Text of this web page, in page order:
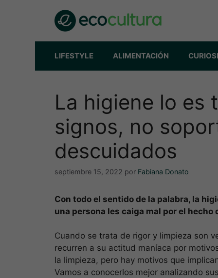
LIFESTYLE ALIMENTACIÓN
La higiene lo es
signos, no
descuidados
septiembre 15, 2022 por Fabiana Donato
Con todo el sentido de la palabra, la
una persona les caiga mal por el hecho
Cuando se trata de rigor y limpieza son
recurren a su actitud maníaca por
la limpieza, pero hay motivos que
Vamos a conocerlos mejor analizando